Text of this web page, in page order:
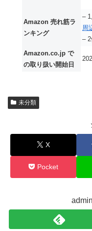
Amazon 売れ筋ラ
ンキング
–
周
– 2
Amazon.co.jp で
の取り扱い開始日
未分類
X
Pocket